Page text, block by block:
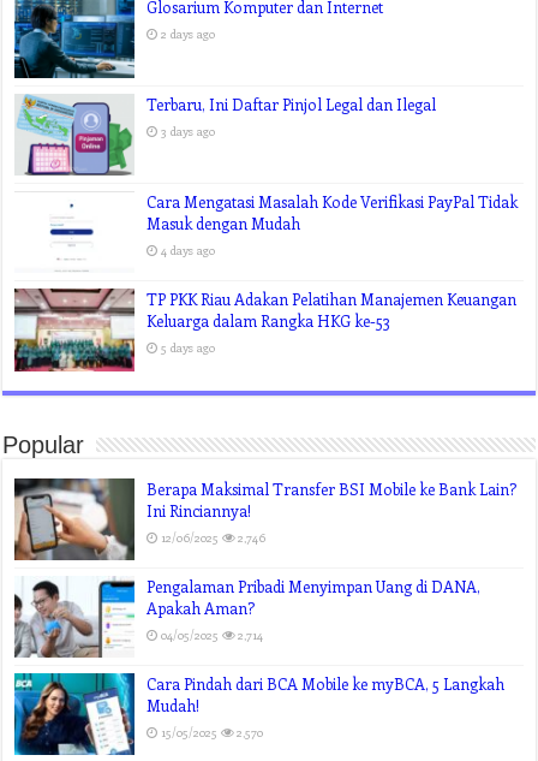
Glosarium Komputer dan Internet
2 days ago
Terbaru, Ini Daftar Pinjol Legal dan Ilegal
3 days ago
Cara Mengatasi Masalah Kode Verifikasi PayPal Tidak
Masuk dengan Mudah
4 days ago
TP PKK Riau Adakan Pelatihan Manajemen Keuangan
Keluarga dalam Rangka HKG ke-53
5 days ago
Popular
Berapa Maksimal Transfer BSI Mobile ke Bank Lain?
Ini Rinciannya!
12/06/2025 2,746
Pengalaman Pribadi Menyimpan Uang di DANA,
Apakah Aman?
04/05/2025 2,714
Cara Pindah dari BCA Mobile ke myBCA, 5 Langkah
Mudah!
15/05/2025 2,570